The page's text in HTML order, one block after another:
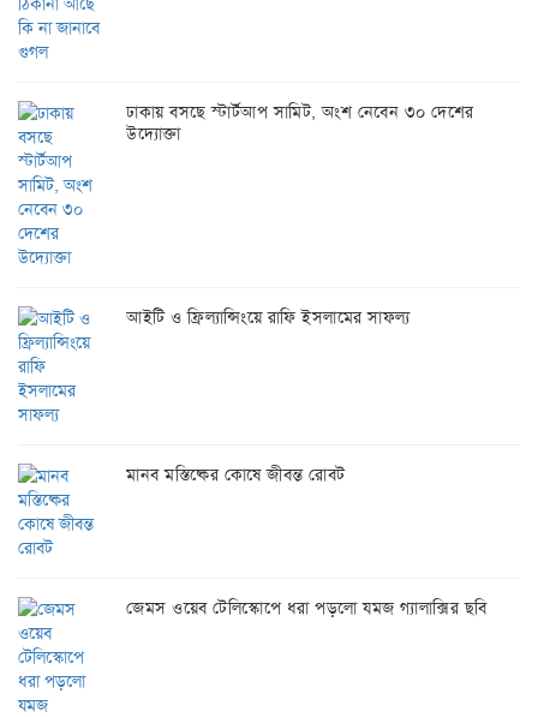
ঢাকায় বসছে স্টার্টআপ সামিট, অংশ নেবেন ৩০ দেশের
উদ্যোক্তা
আইটি ও ফ্রিল্যান্সিংয়ে রাফি ইসলামের সাফল্য
মানব মস্তিষ্কের কোষে জীবন্ত রোবট
জেমস ওয়েব টেলিস্কোপে ধরা পড়লো যমজ গ্যালাক্সির ছবি